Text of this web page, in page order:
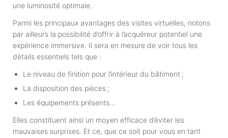
une luminosité optimale.
Parmi les principaux avantages des visites virtuelles, notons
par ailleurs la possibilité d’offrir à l’acquéreur potentiel une
expérience immersive. Il sera en mesure de voir tous les
détails essentiels tels que :
Le niveau de finition pour l’intérieur du bâtiment ;
La disposition des pièces ;
Les équipements présents…
Elles constituent ainsi un moyen efficace d’éviter les
mauvaises surprises. Et ce, que ce soit pour vous en tant